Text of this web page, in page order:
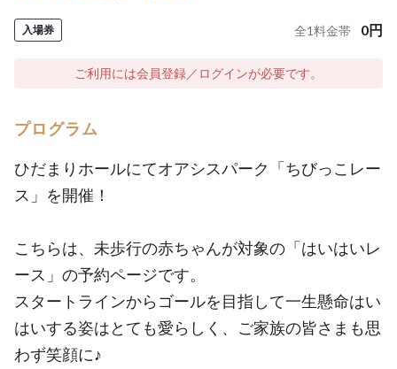
入場券 全1料金帯 0円
ご利用には会員登録／ログインが必要です。
プログラム
ひだまりホールにてオアシスパーク「ちびっこレー
ス」を開催！
こちらは、未歩行の赤ちゃんが対象の「はいはいレ
ース」の予約ページです。
スタートラインからゴールを目指して一生懸命はい
はいする姿はとても愛らしく、ご家族の皆さまも思
わず笑顔に♪